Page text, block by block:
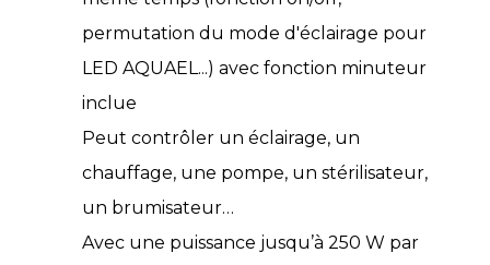
permutation du mode d'éclairage pour
LED AQUAEL...) avec fonction minuteur
inclue
Peut contrôler un éclairage, un
chauffage, une pompe, un stérilisateur,
un brumisateur…
Avec une puissance jusqu’à 250 W par